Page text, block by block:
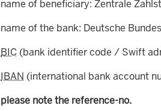
name of beneficiary: Zentrale
name of the bank: Deutsche
BIC (bank identifier code / Swift
IBAN (international bank account
please note the reference-no.